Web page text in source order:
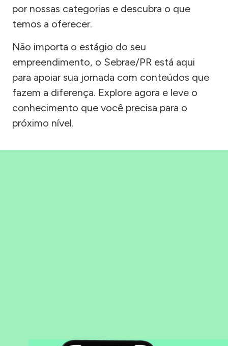
por nossas categorias e descubra o que
temos a oferecer.
Não importa o estágio do seu
empreendimento, o Sebrae/PR está aqui
para apoiar sua jornada com conteúdos que
fazem a diferença. Explore agora e leve o
conhecimento que você precisa para o
próximo nível.